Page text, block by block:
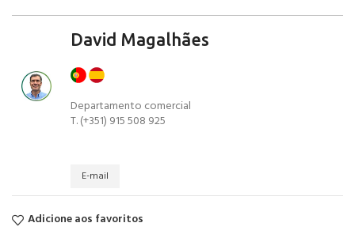
David Magalhães
Departamento comercial
T. (+351) 915 508 925
E-mail
Adicione aos favoritos